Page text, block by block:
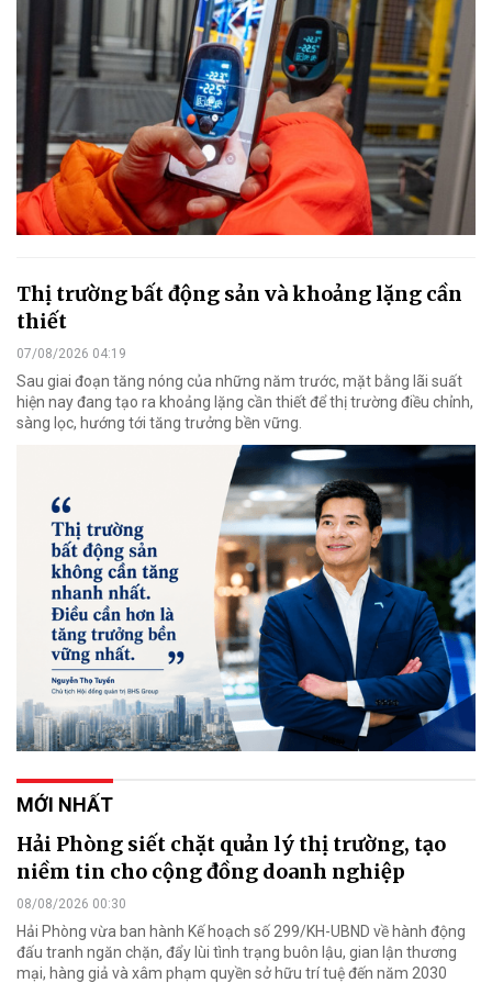
Thị trường bất động sản và khoảng lặng cần
thiết
07/08/2026 04:19
Sau giai đoạn tăng nóng của những năm trước, mặt bằng lãi suất
hiện nay đang tạo ra khoảng lặng cần thiết để thị trường điều chỉnh,
sàng lọc, hướng tới tăng trưởng bền vững.
MỚI NHẤT
Hải Phòng siết chặt quản lý thị trường, tạo
niềm tin cho cộng đồng doanh nghiệp
08/08/2026 00:30
Hải Phòng vừa ban hành Kế hoạch số 299/KH-UBND về hành động
đấu tranh ngăn chặn, đẩy lùi tình trạng buôn lậu, gian lận thương
mại, hàng giả và xâm phạm quyền sở hữu trí tuệ đến năm 2030